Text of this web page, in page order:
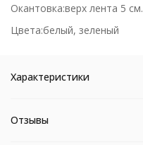
Окантовка:верх лента 5 см.
Цвета:белый, зеленый
Характеристики
Отзывы